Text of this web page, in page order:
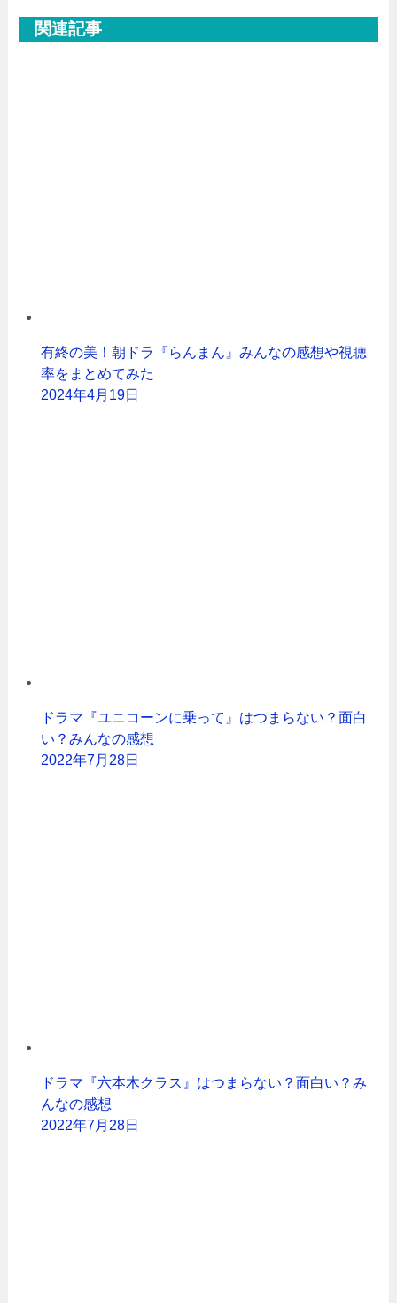
関連記事
有終の美！朝ドラ『らんまん』みんなの感想や視聴
率をまとめてみた
2024年4月19日
ドラマ『ユニコーンに乗って』はつまらない？面白
い？みんなの感想
2022年7月28日
ドラマ『六本木クラス』はつまらない？面白い？み
んなの感想
2022年7月28日